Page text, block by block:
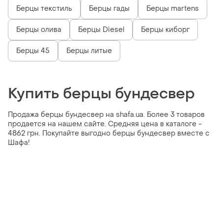
Берцы текстиль Берцы гады Берцы martens
Берцы олива Берцы Diesel Берцы киборг
Берцы 45 Берцы литые
Купить берцы бундесвер
Продажа берцы бундесвер на shafa.ua. Более 3 товаров
продается на нашем сайте. Средняя цена в каталоге -
4862 грн. Покупайте выгодно берцы бундесвер вместе с
Шафа!